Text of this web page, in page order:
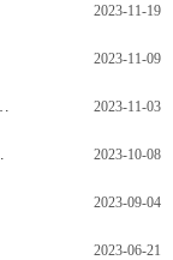
2023-11-19
2023-11-09
2023-11-03
2023-10-08
2023-09-04
2023-06-21